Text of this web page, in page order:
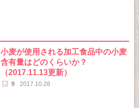
小麦が使用される加工食品中の小麦
含有量はどのくらいか？
（2017.11.13更新）
9 2017.10.28